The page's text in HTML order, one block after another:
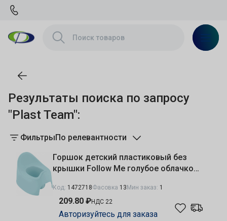
Результаты поиска по запросу
"Plast Team":
ФильтрыПо релевантности
Горшок детский пластиковый без
крышки Follow Me голубое облачко
Код: 1472718Фасовка 13 Мин заказ: 1
209.80 ₽НДС 22
Авторизуйтесь для заказа